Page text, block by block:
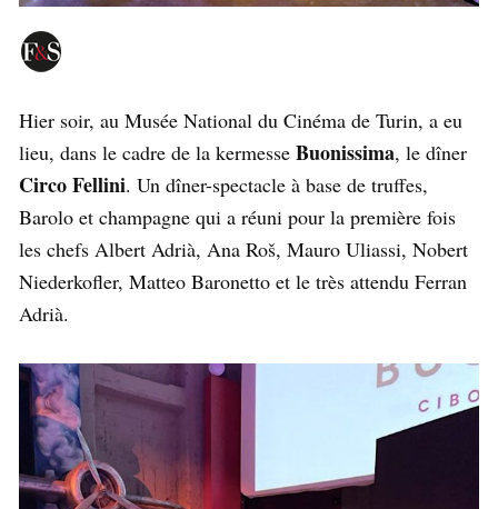
Hier soir, au Musée National du Cinéma de Turin, a eu
lieu, dans le cadre de la kermesse Buonissima, le dîner
Circo Fellini. Un dîner-spectacle à base de truffes,
Barolo et champagne qui a réuni pour la première fois
les chefs Albert Adrià, Ana Roš, Mauro Uliassi, Nobert
Niederkofler, Matteo Baronetto et le très attendu Ferran
Adrià.